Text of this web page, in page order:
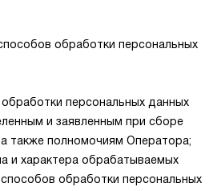
обработки персональных
персональных данных
и заявленным при сборе
также полномочиям Оператора;
и характера обрабатываемых
обработки персональных